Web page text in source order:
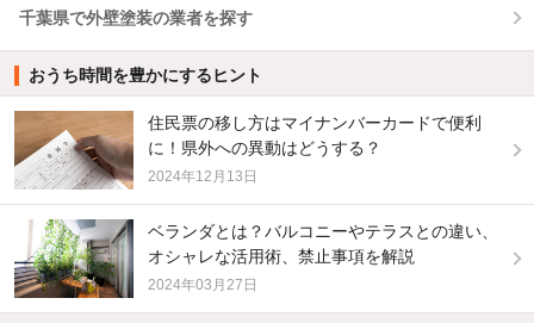
千葉県で外壁塗装の業者を探す
おうち時間を豊かにするヒント
住民票の移し方はマイナンバーカードで便利
に！県外への異動はどうする？
2024年12月13日
ベランダとは？バルコニーやテラスとの違い、
オシャレな活用術、禁止事項を解説
2024年03月27日